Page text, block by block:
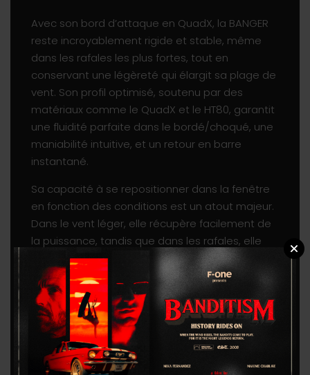
Avec son bord d’attaque en QuadX, la BANGER
reste incroyablement rigide et stable, même
dans les rafales les plus fortes, tout en
conservant une légèreté qui élargit sa plage de
vent. Son profil optimisé, soutenu par des
matériaux comme le QuadX et le HT80, garantit
une fluidité parfaite dans le bordé/choqué, une
maniabilité intuitive, et un retour en barre
instantané.
Sa capacité à se repositionner dans la fenêtre
en fonction des conditions est un atout majeur.
Dans le vent léger, elle récupère facilement de
la puissance, tandis que dans les rafales, elle
peut parfaitement accélérer sur le bord de
fenêtre sans tirer excessivement. Cette
capacité de déplacement en bord de fenêtre
apporte une stabilité accrue et permet donc de
pardonner les erreurs et de naviguer
sereinement, quel que soit votre niveau.
Le bridage fixe à six points offre un équilibre